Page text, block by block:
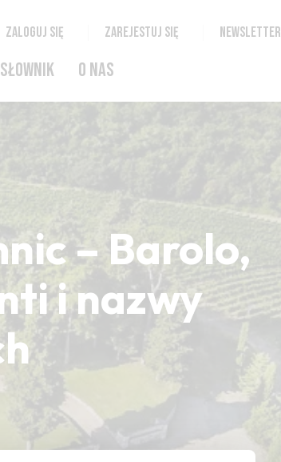
ZALOGUJ SIĘ ZAREJESTUJ SIĘ NEWSLETTER
SŁOWNIK O NAS
– Barolo,
i nazwy